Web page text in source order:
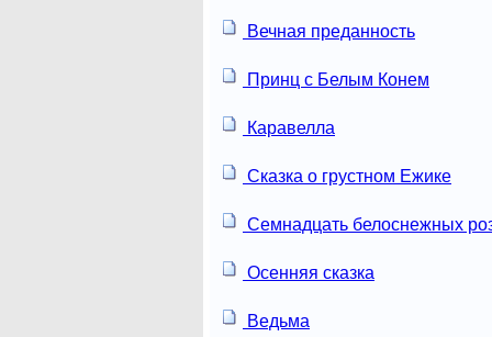
Вечная преданность
Принц с Белым Конем
Каравелла
Сказка о грустном Ежике
Семнадцать белоснежных
Осенняя сказка
Ведьма